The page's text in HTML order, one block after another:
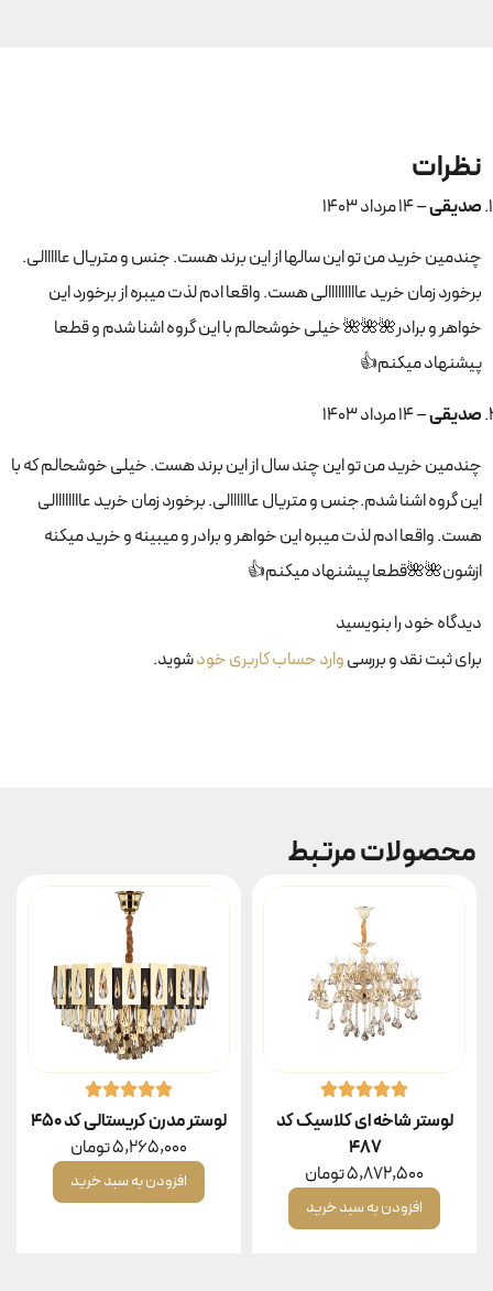
نظرات
صدیقی–۱۴ مرداد ۱۴۰۳
چندمین خرید من تو این سالها از این برند هست. جنس و متریال عااااالی.
برخورد زمان خرید عااااااااالی هست. واقعا ادم لذت میبره از برخورد این
خواهر و برادر🌺🌺🌺 خیلی خوشحالم با این گروه اشنا شدم و قطعا
پیشنهاد میکنم👍
صدیقی–۱۴ مرداد ۱۴۰۳
چندمین خرید من تو این چند سال از این برند هست. خیلی خوشحالم که با
این گروه اشنا شدم.جنس و متریال عاااااالی. برخورد زمان خرید عاااااااالی
هست. واقعا ادم لذت میبره این خواهر و برادر و میبینه و خرید میکنه
ازشون🌺🌺قطعا پیشنهاد میکنم👍
دیدگاه خود را بنویسید
برای ثبت نقد و بررسیوارد حساب کاربری خودشوید.
محصولات مرتبط
لوستر شاخه ای کلاسیک کد
۴۸۷
5,872,500تومان
افزودن به سبد خرید
لوستر مدرن کریستالی کد ۴۵۰
5,265,000تومان
افزودن به سبد خرید